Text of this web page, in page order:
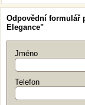
Odpovědní formulář
Elegance"
Jméno
Telefon